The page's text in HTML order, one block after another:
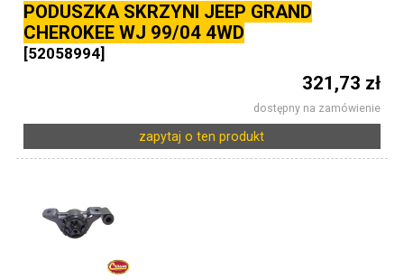
PODUSZKA SKRZYNI JEEP GRAND
CHEROKEE WJ 99/04 4WD
[52058994]
321,73 zł
dostępny na zamówienie
zapytaj o ten produkt